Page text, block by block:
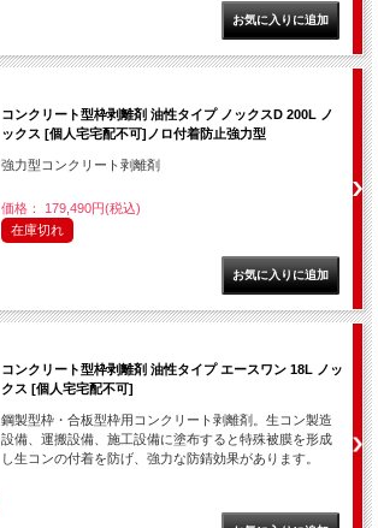
コンクリート型枠剥離剤 油性タイプ ノックスD 200L ノ
ックス [個人宅宅配不可]ノロ付着防止強力型
強力型コンクリート剥離剤
価格： 179,490円(税込)
在庫切れ
コンクリート型枠剥離剤 油性タイプ エースワン 18L ノッ
クス [個人宅宅配不可]
鋼製型枠・合板型枠用コンクリート剥離剤。生コン製造
設備、運搬設備、施工設備に塗布すると特殊被膜を形成
し生コンの付着を防げ、強力な防錆効果があります。